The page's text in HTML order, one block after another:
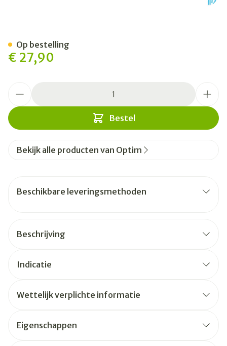
€ 27,90
Bestel
Op bestelling
Bekijk alle producten van Optim
Beschikbare leveringsmethoden
Beschrijving
Indicatie
Wettelijk verplichte informatie
Eigenschappen